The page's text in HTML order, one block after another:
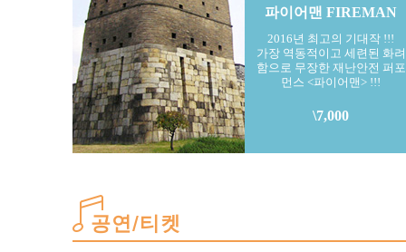
파이어맨 FIREMAN
2016년 최고의 기대작 !!!
가장 역동적이고 세련된 화려
함으로 무장한 재난안전 퍼포
먼스 <파이어맨> !!!
\7,000
공연/티켓